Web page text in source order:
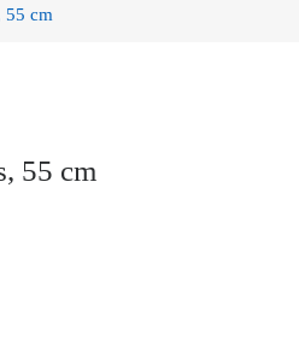
55 cm
55 cm